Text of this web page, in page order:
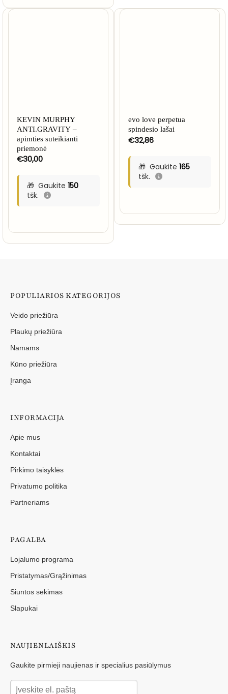
KEVIN MURPHY
ANTI.GRAVITY –
apimties suteikianti
priemonė
€30,00
Gaukite 150
tšk.
evo love perpetua
spindesio lašai
€32,86
Gaukite 165
tšk.
POPULIARIOS KATEGORIJOS
Veido priežiūra
Plaukų priežiūra
Namams
Kūno priežiūra
Įranga
INFORMACIJA
Apie mus
Kontaktai
Pirkimo taisyklės
Privatumo politika
Partneriams
PAGALBA
Lojalumo programa
Pristatymas/Grąžinimas
Siuntos sekimas
Slapukai
NAUJIENLAIŠKIS
Gaukite pirmieji naujienas ir specialius pasiūlymus